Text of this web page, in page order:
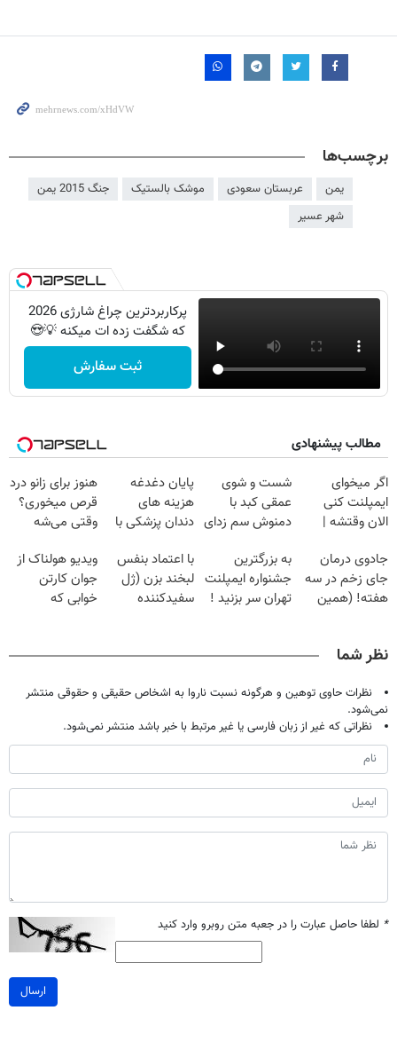
برچسب‌ها
یمن عربستان سعودی موشک بالستیک
جنگ 2015 یمن
شهر عسیر
پرکاربردترین چراغ شارژی 2026
که شگفت زده ات میکنه 💡😍
ثبت سفارش
مطالب پیشنهادی
اگر میخوای
ایمپلنت کنی
الان وقتشه |
میلیون تومان!!!
شست و شوی
عمقی کبد با
دمنوش سم زدای
پایان دغدغه
هزینه های
دندان پزشکی با
خانگی
هنوز برای زانو درد
قرص میخوری؟
وقتی می‌شه
درمانش کرد؟؟؟؟
جادوی درمان
جای زخم در سه
هفته! (همین
به بزرگترین
جشنواره ایمپلنت
تهران سر بزنید !
با اعتماد بنفس
لبخند بزن (ژل
سفیدکننده
ویدیو هولناک از
جوان کارتن
خوابی که
نظر شما
نظرات حاوی توهین و هرگونه نسبت ناروا به اشخاص حقیقی و حقوقی منتشر
نمی‌شود.
نظراتی که غیر از زبان فارسی یا غیر مرتبط با خبر باشد منتشر نمی‌شود.
* لطفا حاصل عبارت را در جعبه متن روبرو وارد کنید
ارسال